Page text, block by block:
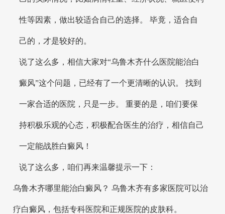
性等因素，做出较适合自己的选择。 毕竟，适合自
己的，才是较好的。
说了这么多，相信大家对“乌鲁木齐什么医院能治白
癜风”这个问题，已经有了一个更清晰的认识。 找到
一家合适的医院，只是一步。 重要的是，咱们要保
持积极乐观的心态，积极配合医生的治疗，相信自己
一定能战胜白癜风！
说了这么多，咱们再来温馨提示一下：
乌鲁木齐哪里能治白癜风？ 乌鲁木齐有多家医院可以治
疗白癜风，包括专科医院和正规医院的皮肤科。